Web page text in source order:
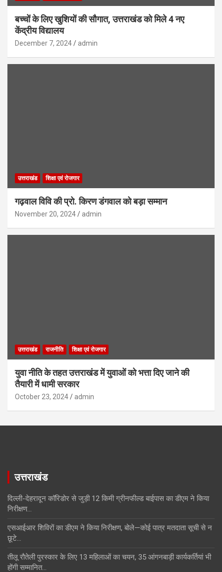
बच्चों के लिए खुशियों की सौगात, उत्तराखंड को मिले 4 नए
केंद्रीय विद्यालय
December 7, 2024 admin
उत्तराखंड शिक्षा एवं रोजगार
गढ़वाल विवि की प्रो. किरण डंगवाल को बड़ा सम्मान
November 20, 2024 admin
उत्तराखंड राजनीति शिक्षा एवं रोजगार
युवा नीति के तहत उत्तराखंड में युवाओं को भत्ता दिए जाने की
तैयारी में धामी सरकार
October 23, 2024 admin
उत्तराखंड
दिल्ली-देहरादून कॉरिडोर से जुड़ी 12 किमी ग्रीनफील्ड बाईपास का डीएम ने किया
निरीक्षण…
एसआईआर शिविरों का डीएम ने किया निरीक्षण, बोले—कोई पात्र मतदाता सूची से न
छूटे…
तीलू रौतेली पुरस्कार के लिए 13 महिलाओं का चयन, 35 आंगनबाड़ी कार्यकर्तियां भी
होंगी सम्मानित…